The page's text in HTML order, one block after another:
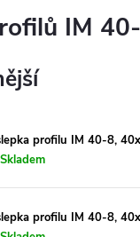
IM
profilu IM 40-8,
Skladem
profilu IM 40-8,